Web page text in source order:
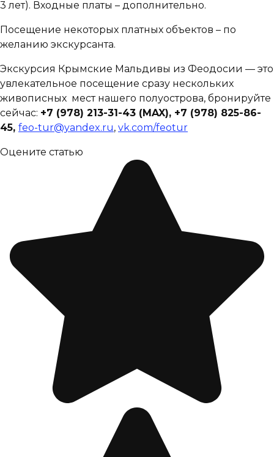
3 лет). Входные платы – дополнительно.
Посещение некоторых платных объектов – по
желанию экскурсанта.
Экскурсия Крымские Мальдивы из Феодосии — это
увлекательное посещение сразу нескольких
живописных мест нашего полуострова, бронируйте
сейчас: +7 (978) 213-31-43 (MAX), +7 (978) 825-86-
45, feo-tur@yandex.ru, vk.com/feotur
Оцените статью